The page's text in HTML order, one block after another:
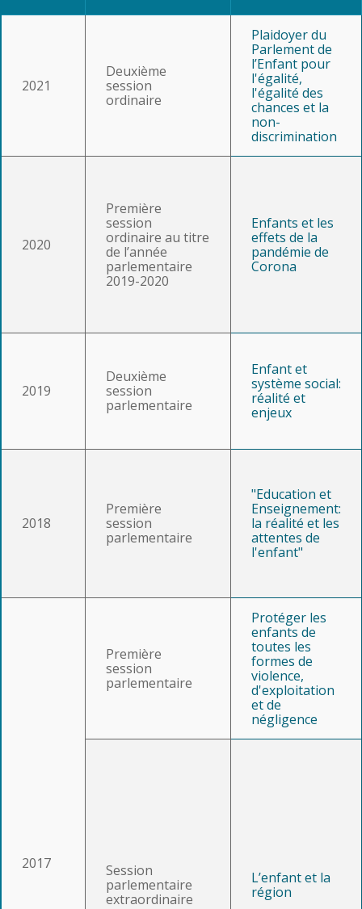
2021
Deuxième
session
ordinaire
Plaidoyer du
Parlement de
l’Enfant pour
l'égalité,
l'égalité des
chances et la
non-
discrimination
2020
Première
session
ordinaire au titre
de l’année
parlementaire
2019-2020
Enfants et les
effets de la
pandémie de
Corona
2019
Deuxième
session
parlementaire
Enfant et
système social:
réalité et
enjeux
2018
Première
session
parlementaire
"Education et
Enseignement:
la réalité et les
attentes de
l'enfant"
2017
Première
session
parlementaire
Protéger les
enfants de
toutes les
formes de
violence,
d'exploitation
et de
négligence
Session
parlementaire
extraordinaire
L’enfant et la
région